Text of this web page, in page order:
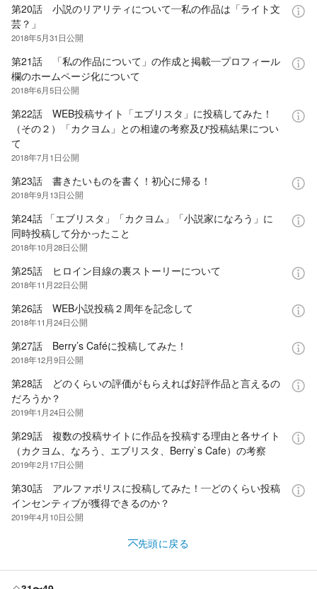
第20話 小説のリアリティについて―私の作品は「ライト文
芸？」
2018年5月31日公開
第21話 「私の作品について」の作成と掲載―プロフィール
欄のホームページ化について
2018年6月5日公開
第22話 WEB投稿サイト「エブリスタ」に投稿してみた！
（その２）「カクヨム」との相違の考察及び投稿結果につい
て
2018年7月1日公開
第23話 書きたいものを書く！初心に帰る！
2018年9月13日公開
第24話 「エブリスタ」「カクヨム」「小説家になろう」に
同時投稿して分かったこと
2018年10月28日公開
第25話 ヒロイン目線の裏ストーリーについて
2018年11月22日公開
第26話 WEB小説投稿２周年を記念して
2018年11月24日公開
第27話 Berry’s Caféに投稿してみた！
2018年12月9日公開
第28話 どのくらいの評価がもらえれば好評作品と言えるの
だろうか？
2019年1月24日公開
第29話 複数の投稿サイトに作品を投稿する理由と各サイト
（カクヨム、なろう、エブリスタ、Berry`s Cafe）の考察
2019年2月17日公開
第30話 アルファポリスに投稿してみた！―どのくらい投稿
インセンティブが獲得できるのか？
2019年4月10日公開
先頭に戻る